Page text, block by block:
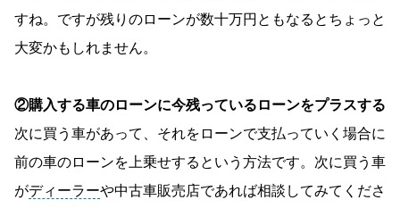
すね。ですが残りのローンが数十万円ともなるとちょっと
大変かもしれません。
②購入する車のローンに今残っているローンをプラスする
次に買う車があって、それをローンで支払っていく場合に
前の車のローンを上乗せするという方法です。次に買う車
がディーラーや中古車販売店であれば相談してみてくださ